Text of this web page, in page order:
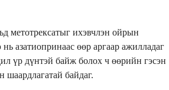
метотрексатыг ихэвчлэн ойрын
азатиопринаас өөр аргаар ажилладаг
үр дүнтэй байж болох ч өөрийн гэсэн
шаардлагатай байдаг.